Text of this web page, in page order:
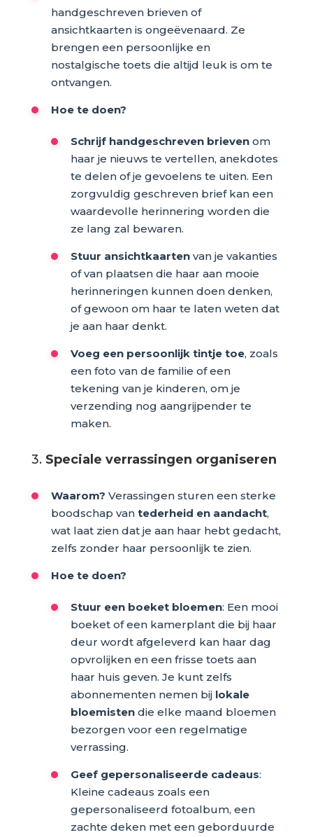
handgeschreven brieven of
ansichtkaarten is ongeëvenaard. Ze
brengen een persoonlijke en
nostalgische toets die altijd leuk is om te
ontvangen.
Hoe te doen?
Schrijf handgeschreven brievenom
haar je nieuws te vertellen, anekdotes
te delen of je gevoelens te uiten. Een
zorgvuldig geschreven brief kan een
waardevolle herinnering worden die
ze lang zal bewaren.
Stuur ansichtkaartenvan je vakanties
of van plaatsen die haar aan mooie
herinneringen kunnen doen denken,
of gewoon om haar te laten weten dat
je aan haar denkt.
Voeg een persoonlijk tintje toe, zoals
een foto van de familie of een
tekening van je kinderen, om je
verzending nog aangrijpender te
maken.
3. Speciale verrassingen organiseren
Waarom? Verassingen sturen een sterke
boodschap van tederheid en aandacht,
wat laat zien dat je aan haar hebt gedacht,
zelfs zonder haar persoonlijk te zien.
Hoe te doen?
Stuur een boeket bloemen: Een mooi
boeket of een kamerplant die bij haar
deur wordt afgeleverd kan haar dag
opvrolijken en een frisse toets aan
haar huis geven. Je kunt zelfs
abonnementen nemen bij lokale
bloemistendie elke maand bloemen
bezorgen voor een regelmatige
verrassing.
Geef gepersonaliseerde cadeaus:
Kleine cadeaus zoals een
gepersonaliseerd fotoalbum, een
zachte deken met een geborduurde